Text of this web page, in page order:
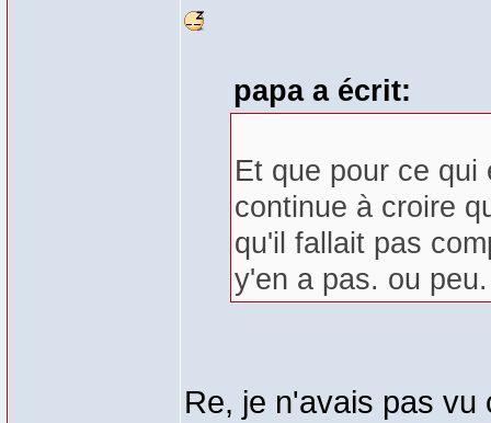
papa a écrit:
Et que pour ce
continue à croire
qu'il fallait pas
y'en a pas. ou peu.
Re, je n'avais pas vu